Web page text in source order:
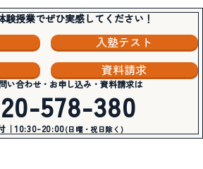
験授業でぜひ実感してください！
入塾テスト
資料請求
い合わせ・お申し込み・資料請求は
578-380
｜10:30-20:00(日曜・祝日除く)